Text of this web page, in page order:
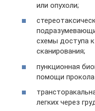
или опухоли;
схемы доступа
сканирования;
пункционная
помощи прокола
легких через